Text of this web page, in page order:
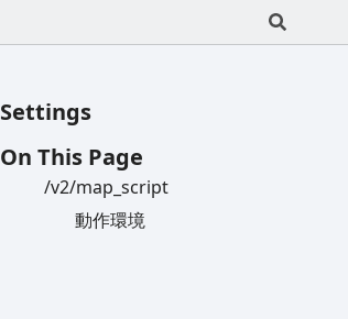
Settings
On This Page
/v2/map_ script
動作環境